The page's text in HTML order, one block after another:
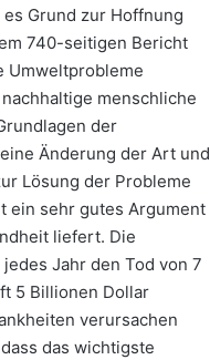
Grund zur Hoffnung
740-seitigen Bericht
Umweltprobleme
menschliche
der
Änderung der Art und
Lösung der Probleme
ein sehr gutes Argument
liefert. Die
Jahr den Tod von 7
5 Billionen Dollar
verursachen
das wichtigste